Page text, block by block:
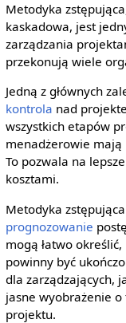
Metodyka
kaskadowa, jest
zarządzania
przekonują wiele
Jedną z głównych
kontrola nad
wszystkich etapów
menadżerowie mają
To pozwala na lepsze
kosztami.
Metodyka
prognozowanie
mogą łatwo
powinny być
dla zarządzających,
jasne wyobrażenie
projektu.